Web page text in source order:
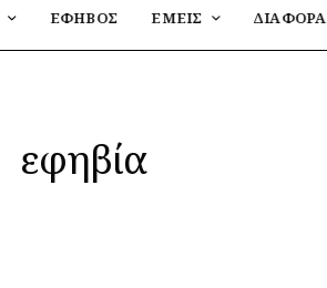
ΕΦΗΒΟΣ ΕΜΕΙΣ ΔΙΑΦΟΡΑ
εφηβία